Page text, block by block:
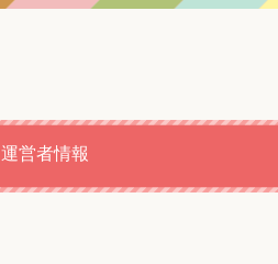
運営者情報